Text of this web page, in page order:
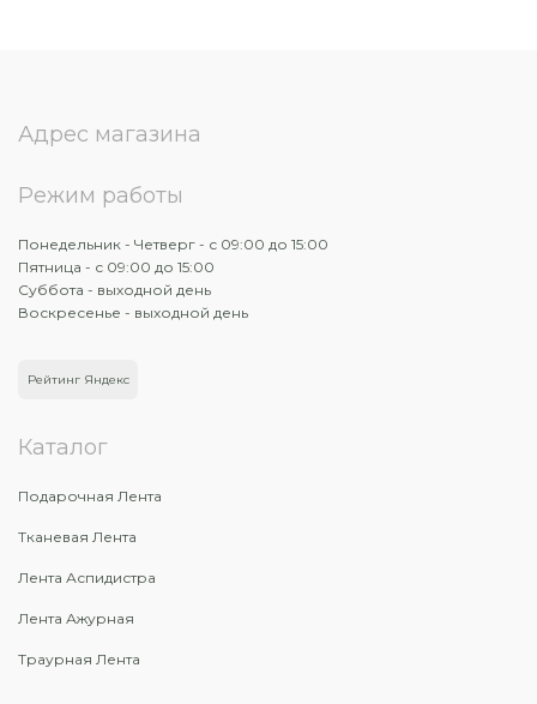
Адрес магазина
Режим работы
Понедельник - Четверг - с 09:00 до 15:00
Пятница - с 09:00 до 15:00
Суббота - выходной день
Воскресенье - выходной день
Рейтинг Яндекс
Каталог
Подарочная Лента
Тканевая Лента
Лента Аспидистра
Лента Ажурная
Траурная Лента